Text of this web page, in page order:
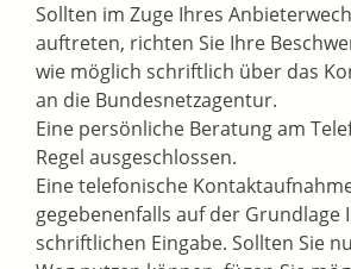
Sollten im Zuge Ihres
auftreten, richten Sie Ihre
wie möglich schriftlich über das
an die Bundesnetzagentur.
Eine persönliche Beratung am
Regel ausgeschlossen.
Eine telefonische
gegebenenfalls auf der Grundlage
schriftlichen Eingabe. Sollten Sie